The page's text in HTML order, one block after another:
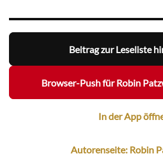
Beitrag zur Leseliste
Browser-Push für Robin
In der App
Autorenseite: Robin